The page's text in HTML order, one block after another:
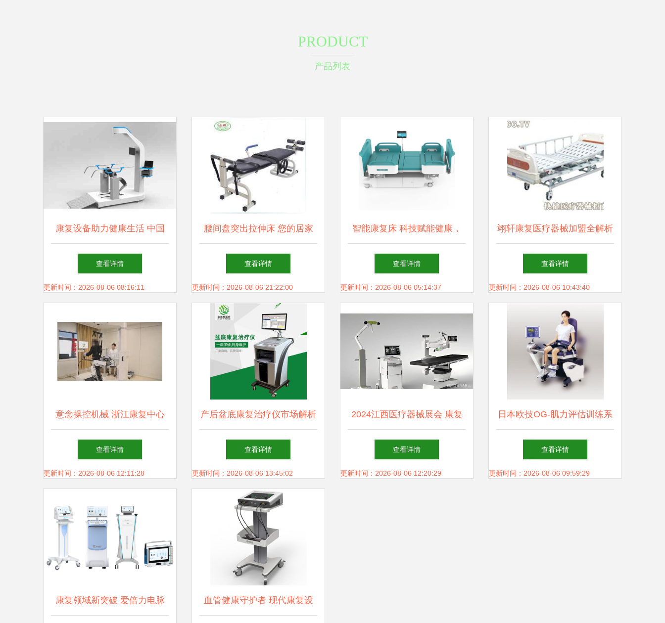
PRODUCT
产品列表
康复设备助力健康生活 中国
康复辅助器具创新产品目录库
建设与发展
查看详情
更新时间：2026-08-06 08:16:11
腰间盘突出拉伸床 您的居家
康复利器与选购指南
查看详情
更新时间：2026-08-06 21:22:00
智能康复床 科技赋能健康，
重塑康复未来
查看详情
更新时间：2026-08-06 05:14:37
翊轩康复医疗器械加盟全解析
投资成本与连锁加盟店运营指
南
查看详情
更新时间：2026-08-06 10:43:40
意念操控机械 浙江康复中心
引领科幻照进现实的康复医学
新纪元
查看详情
更新时间：2026-08-06 12:11:28
产后盆底康复治疗仪市场解析
厂家批发价格与贵州地区发展
现状
查看详情
更新时间：2026-08-06 13:45:02
2024江西医疗器械展会 康复
设备引领南昌医疗行业新活力
查看详情
更新时间：2026-08-06 12:20:29
日本欧技OG-肌力评估训练系
统 型号详解与市场价格分析
查看详情
更新时间：2026-08-06 09:59:29
康复领域新突破 爱倍力电脉 血管健康守护者 现代康复设